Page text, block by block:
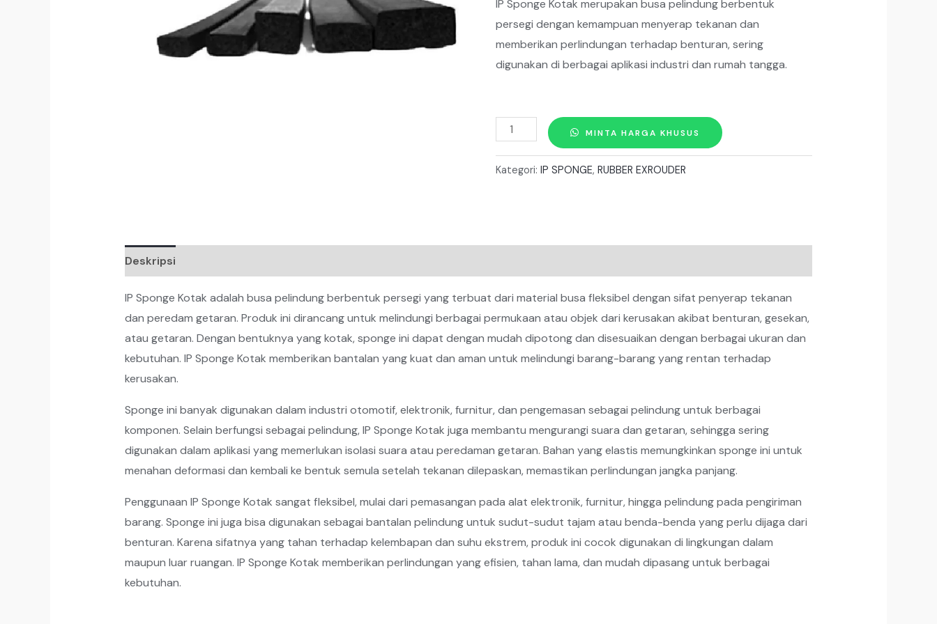
IP Sponge Kotak merupakan busa pelindung berbentuk
persegi dengan kemampuan menyerap tekanan dan
memberikan perlindungan terhadap benturan, sering
digunakan di berbagai aplikasi industri dan rumah tangga.
Kuantitas
SPONGE
IP
MINTA HARGA KHUSUS
Kategori: IP SPONGE, RUBBER EXROUDER
Deskripsi
IP Sponge Kotak adalah busa pelindung berbentuk persegi yang terbuat dari material busa fleksibel dengan sifat penyerap tekanan
dan peredam getaran. Produk ini dirancang untuk melindungi berbagai permukaan atau objek dari kerusakan akibat benturan, gesekan,
atau getaran. Dengan bentuknya yang kotak, sponge ini dapat dengan mudah dipotong dan disesuaikan dengan berbagai ukuran dan
kebutuhan. IP Sponge Kotak memberikan bantalan yang kuat dan aman untuk melindungi barang-barang yang rentan terhadap
kerusakan.
Sponge ini banyak digunakan dalam industri otomotif, elektronik, furnitur, dan pengemasan sebagai pelindung untuk berbagai
komponen. Selain berfungsi sebagai pelindung, IP Sponge Kotak juga membantu mengurangi suara dan getaran, sehingga sering
digunakan dalam aplikasi yang memerlukan isolasi suara atau peredaman getaran. Bahan yang elastis memungkinkan sponge ini untuk
menahan deformasi dan kembali ke bentuk semula setelah tekanan dilepaskan, memastikan perlindungan jangka panjang.
Penggunaan IP Sponge Kotak sangat fleksibel, mulai dari pemasangan pada alat elektronik, furnitur, hingga pelindung pada pengiriman
barang. Sponge ini juga bisa digunakan sebagai bantalan pelindung untuk sudut-sudut tajam atau benda-benda yang perlu dijaga dari
benturan. Karena sifatnya yang tahan terhadap kelembapan dan suhu ekstrem, produk ini cocok digunakan di lingkungan dalam
maupun luar ruangan. IP Sponge Kotak memberikan perlindungan yang efisien, tahan lama, dan mudah dipasang untuk berbagai
kebutuhan.